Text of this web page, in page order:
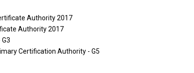
Authority 2017
Authority 2017
Certification Authority - G5